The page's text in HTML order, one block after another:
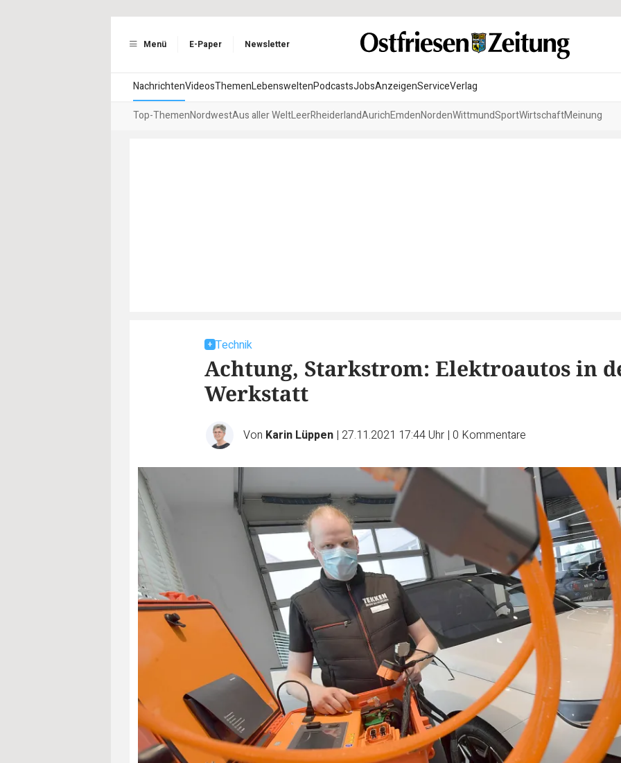
Menü E-Paper Newsletter
NachrichtenVideosThemenLebensweltenPodcastsJobsAnzeigenServiceVerlag
Top-ThemenNordwestAus aller WeltLeerRheiderlandAurichEmdenNordenWittmundSportWirtschaftMeinung
Technik
Achtung, Starkstrom: Elektroautos in
Werkstatt
Von Karin Lüppen | 27.11.2021 17:44 Uhr | 0 Kommentare